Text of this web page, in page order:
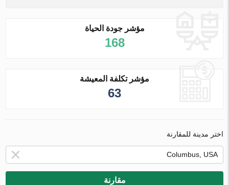
مؤشر جودة الحياة
168
مؤشر تكلفة المعيشة
63
اختر مدينة للمقارنة
مقارنة